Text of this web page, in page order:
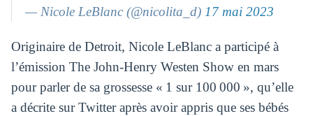
— Nicole LeBlanc (@nicolita_d)17 mai 2023
Originaire de Detroit, Nicole LeBlanc a participé à
l’émission The John-Henry Westen Show en mars
pour parler de sa grossesse « 1 sur 100 000 », qu’elle
a décrite sur Twitter après avoir appris que ses bébés